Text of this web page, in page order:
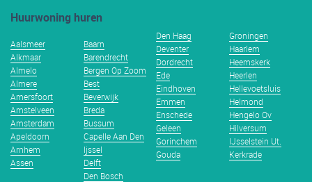
Huurwoning huren
Aalsmeer
Alkmaar
Almelo
Almere
Amersfoort
Amstelveen
Amsterdam
Apeldoorn
Arnhem
Assen
Baarn
Barendrecht
Bergen Op Zoom
Best
Beverwijk
Breda
Bussum
Capelle Aan Den
Ijssel
Delft
Den Bosch
Den Haag
Deventer
Dordrecht
Ede
Eindhoven
Emmen
Enschede
Geleen
Gorinchem
Gouda
Groningen
Haarlem
Heemskerk
Heerlen
Hellevoetsluis
Helmond
Hengelo Ov
Hilversum
IJsselstein Ut.
Kerkrade